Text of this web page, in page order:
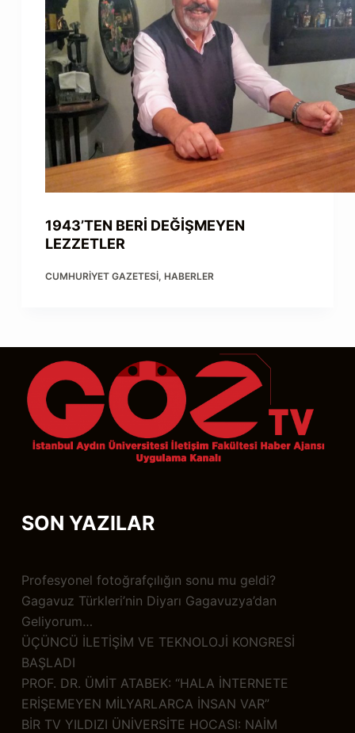
1943’TEN BERİ DEĞİŞMEYEN
LEZZETLER
CUMHURIYET GAZETESI, HABERLER
SON YAZILAR
Profesyonel fotoğrafçılığın sonu mu geldi?
Gagavuz Türkleri’nin Diyarı Gagavuzya’dan
Geliyorum…
ÜÇÜNCÜ İLETİŞİM VE TEKNOLOJİ KONGRESİ
BAŞLADI
PROF. DR. ÜMİT ATABEK: “HALA İNTERNETE
ERİŞEMEYEN MİLYARLARCA İNSAN VAR”
BİR TV YILDIZI ÜNİVERSİTE HOCASI: NAİM